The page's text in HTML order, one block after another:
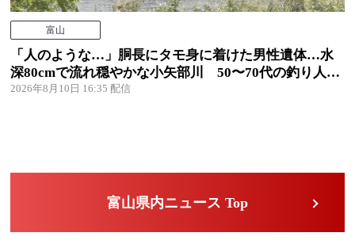
富山
「人のような…」胴長にタモ身に着けた男性遺体…水
深80cmで流れ穏やかな小矢部川 50〜70代の釣り人
か 富山・小矢部市
2026年8月10日 16:35
富山県内ニュース Top